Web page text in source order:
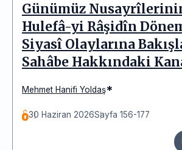
Günümüz
Hulefâ-yi Râşidîn
Siyasî Olaylarına
Sahâbe Hakkındaki
Mehmet Hanifi Yoldaş*
30 Haziran 2026Sayfa 156-177